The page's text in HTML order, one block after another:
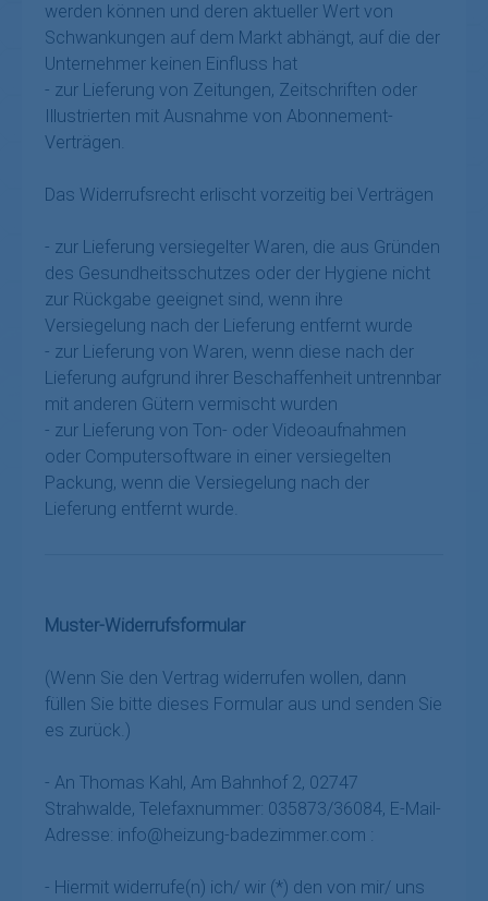
werden können und deren aktueller Wert von
Schwankungen auf dem Markt abhängt, auf die der
Unternehmer keinen Einfluss hat
- zur Lieferung von Zeitungen, Zeitschriften oder
Illustrierten mit Ausnahme von Abonnement-
Verträgen.
Das Widerrufsrecht erlischt vorzeitig bei Verträgen
- zur Lieferung versiegelter Waren, die aus Gründen
des Gesundheitsschutzes oder der Hygiene nicht
zur Rückgabe geeignet sind, wenn ihre
Versiegelung nach der Lieferung entfernt wurde
- zur Lieferung von Waren, wenn diese nach der
Lieferung aufgrund ihrer Beschaffenheit untrennbar
mit anderen Gütern vermischt wurden
- zur Lieferung von Ton- oder Videoaufnahmen
oder Computersoftware in einer versiegelten
Packung, wenn die Versiegelung nach der
Lieferung entfernt wurde.
Muster-Widerrufsformular
(Wenn Sie den Vertrag widerrufen wollen, dann
füllen Sie bitte dieses Formular aus und senden Sie
es zurück.)
- An Thomas Kahl, Am Bahnhof 2, 02747
Strahwalde, Telefaxnummer: 035873/36084, E-Mail-
Adresse: info@heizung-badezimmer.com :
- Hiermit widerrufe(n) ich/ wir (*) den von mir/ uns